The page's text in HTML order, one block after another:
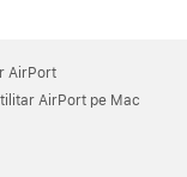
AirPort
AirPort pe Mac